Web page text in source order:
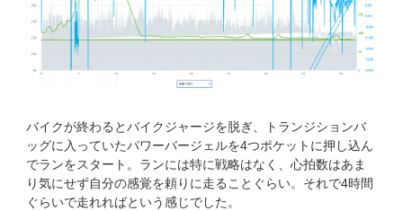
バイクが終わるとバイクジャージを脱ぎ、トランジションバ
ッグに入っていたパワーバージェルを4つポケットに押し込ん
でランをスタート。ランには特に戦略はなく、心拍数はあま
り気にせず自分の感覚を頼りに走ることぐらい。それで4時間
ぐらいで走れればという感じでした。